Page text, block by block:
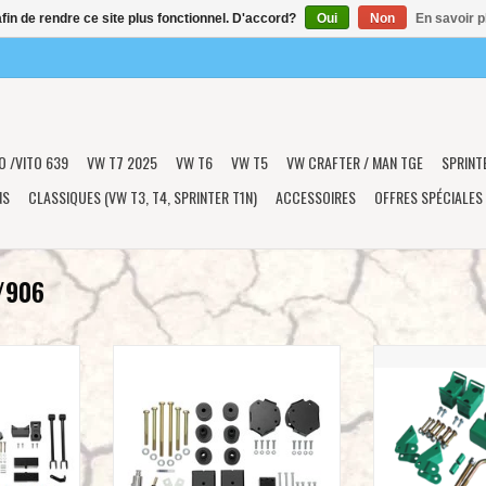
/VITO 639 VW T7 2025 VW T6 VW T5 VW CRAFTER / MAN TGE
CLASSIQUES (VW T3, T4, SPRINTER T1N) ACCESSOIRES OFFRES SPÉCIALES
906
pour Mercedes Sprinter (NCV3 /W906
2WD avec roues arrières simples) -
pour l'essieu AVANT
AJOUTER AU PANIER
SPRINTER VAN
pour Mercedes
2WD ), pour
AJOUTER
de rendre ce site plus fonctionnel. D'accord? Oui Non En savoir